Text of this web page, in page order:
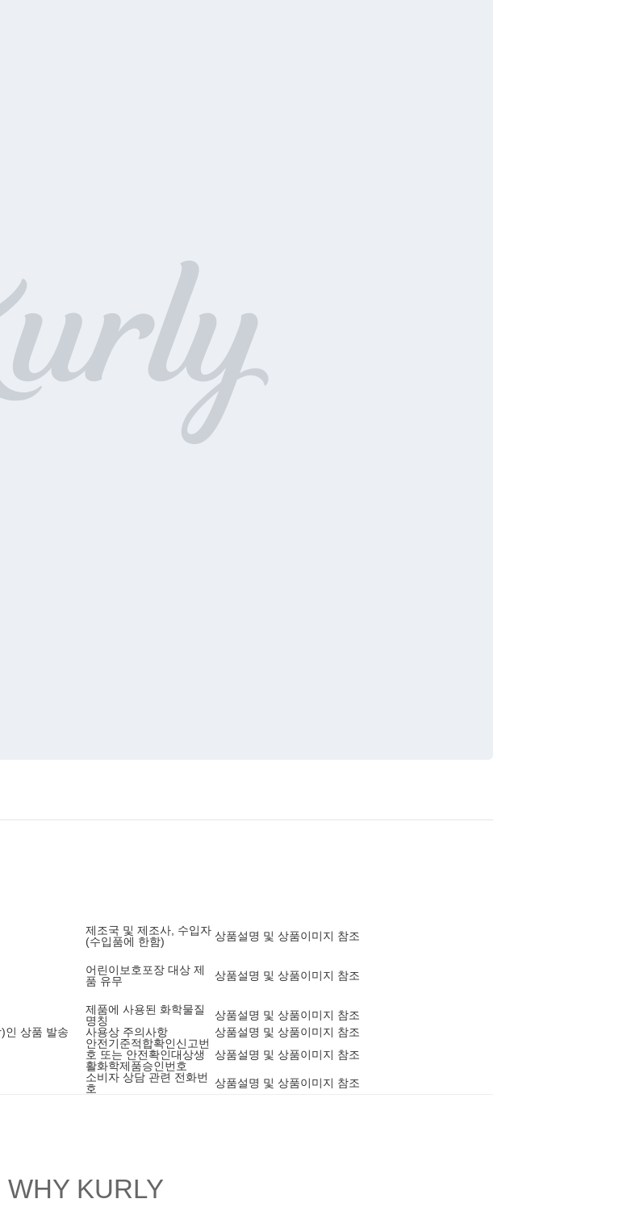
제조국 및 제조사, 수입자
(수입품에 한함)
상품설명 및 상품이미지 참조
어린이보호포장 대상 제
품 유무
상품설명 및 상품이미지 참조
제품에 사용된 화학물질
명칭
상품설명 및 상품이미지 참조
인 상품 발송 사용상 주의사항
상품설명 및 상품이미지 참조
안전기준적합확인신고번
호 또는 안전확인대상생
활화학제품승인번호
상품설명 및 상품이미지 참조
소비자 상담 관련 전화번
호
상품설명 및 상품이미지 참조
WHY KURLY